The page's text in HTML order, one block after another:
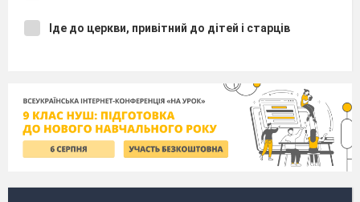
Іде до церкви, привітний до дітей і старців